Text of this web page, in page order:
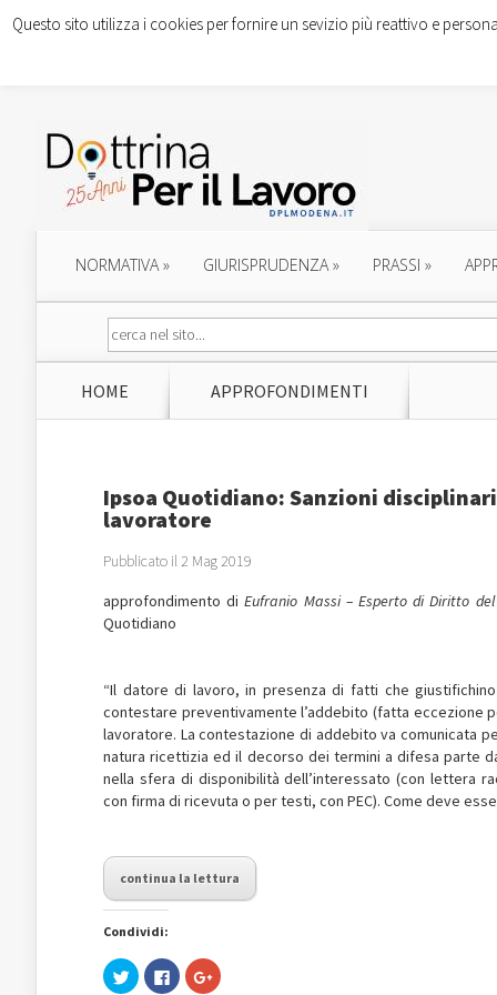
NORMATIVA» GIURISPRUDENZA» PRASSI »
HOME APPROFONDIMENTI
Ipsoa Quotidiano: Sanzioni
lavoratore
Pubblicato il 2 Mag 2019
approfondimento diEufranio Massi – Esperto di Diritto
Quotidiano
“Il datore di lavoro, in presenza di fatti che
contestare preventivamente l’addebito (fatta eccezione
lavoratore. La contestazione di addebito va comunicata
natura ricettizia ed il decorso dei termini a difesa parte
nella sfera di disponibilità dell’interessato (con lettera
con firma di ricevuta o per testi, con PEC). Come deve
continua la lettura
Condividi:
Fai
clic
Fai
clic
Fai
clic
Questo sito utilizza i cookies per fornire un sevizio più reattivo e